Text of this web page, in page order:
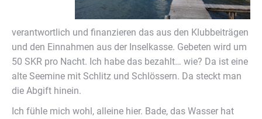
verantwortlich und finanzieren das aus den Klubbeiträgen
und den Einnahmen aus der Inselkasse. Gebeten wird um
50 SKR pro Nacht. Ich habe das bezahlt… wie? Da ist eine
alte Seemine mit Schlitz und Schlössern. Da steckt man
die Abgift hinein.
Ich fühle mich wohl, alleine hier. Bade, das Wasser hat